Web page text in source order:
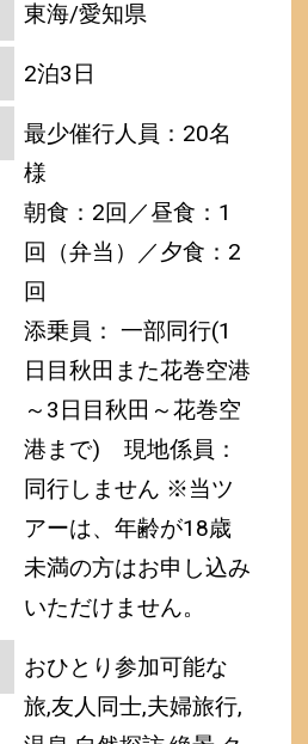
東海/愛知県
2泊3日
最少催行人員：20名
様
朝食：2回／昼食：1
回（弁当）／夕食：2
回
添乗員： 一部同行(1
日目秋田また花巻空港
～3日目秋田～花巻空
港まで)
現地係員：
同行しません ※当ツ
アーは、年齢が18歳
未満の方はお申し込み
いただけません。
おひとり参加可能な
旅,友人同士,夫婦旅行,